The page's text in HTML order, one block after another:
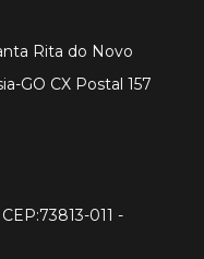
Rita do Novo
GO CX Postal 157
011 -